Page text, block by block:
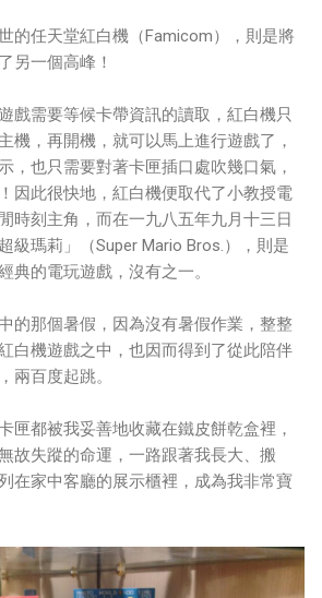
的任天堂紅白機（Famicom），則是將
另一個高峰！
戲需要等候卡帶資訊的讀取，紅白機只
機，再開機，就可以馬上進行遊戲了，
，也只需要對著卡匣插口處吹幾口氣，
因此很快地，紅白機便取代了小教授電
時刻主角，而在一九八五年九月十三日
級瑪莉」（Super Mario Bros.），則是
典的電玩遊戲，沒有之一。
的那個暑假，因為沒有暑假作業，整整
白機遊戲之中，也因而得到了從此陪伴
兩百度起跳。
匣都被我妥善地收藏在鐵皮餅乾盒裡，
故失蹤的命運，一路跟著我長大、搬
在家中客廳的展示櫃裡，成為我非常寶